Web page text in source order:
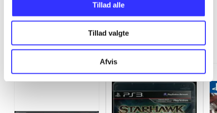
Tillad alle
Tillad valgte
Afvis